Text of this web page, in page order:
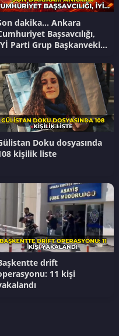
dakika... Ankara
Başsavcılığı,
Parti Grup Başkanvekili
başlattı
Doku dosyasında
kişilik liste
drift
11 kişi